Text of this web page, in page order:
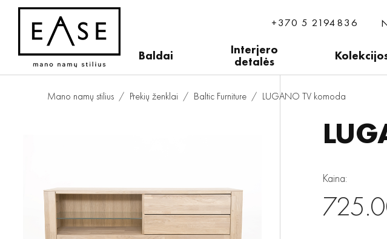
+370 5 2194836
Baldai
Interjero
detalės
Mano namų stilius Prekių ženklai Baltic Furniture LUGANO TV komoda
Kaina: